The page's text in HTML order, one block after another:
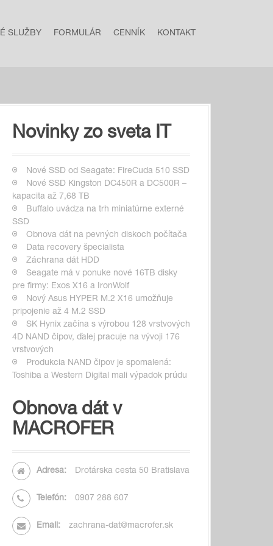
SLUŽBY FORMULÁR CENNÍK KONTAKT
Novinky zo sveta IT
Nové SSD od Seagate: FireCuda 510 SSD
Nové SSD Kingston DC450R a DC500R –
kapacita až 7,68 TB
Buffalo uvádza na trh miniatúrne externé
SSD
Obnova dát na pevných diskoch počítača
Data recovery špecialista
Záchrana dát HDD
Seagate má v ponuke nové 16TB disky
pre firmy: Exos X16 a IronWolf
Nový Asus HYPER M.2 X16 umožňuje
pripojenie až 4 M.2 SSD
SK Hynix začína s výrobou 128 vrstvových
4D NAND čipov, ďalej pracuje na vývoji 176
vrstvových
Produkcia NAND čipov je spomalená:
Toshiba a Western Digital mali výpadok prúdu
Obnova dát v
MACROFER
Adresa: Drotárska cesta 50 Bratislava
Telefón: 0907 288 607
Email: zachrana-dat@macrofer.sk